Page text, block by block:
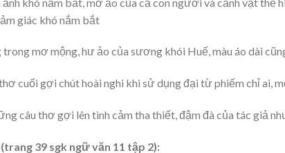
giác khó nắm bắt
trong mơ mộng, hư ảo của sương khói Huế, màu áo dài
cuối gợi chút hoài nghi khi sử dụng đại từ phiếm chỉ ai,
câu thơ gợi lên tình cảm tha thiết, đậm đà của tác giả
(trang 39 sgk ngữ văn 11 tập 2):